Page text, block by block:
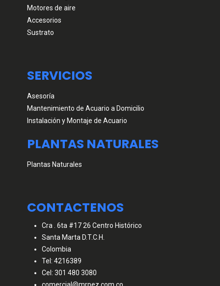
Motores de aire
Accesorios
Sustrato
SERVICIOS
Asesoría
Mantenimiento de Acuario a Domicilio
Instalación y Montaje de Acuario
PLANTAS NATURALES
Plantas Naturales
CONTACTENOS
Cra . 6ta #17 26 Centro Histórico
Santa Marta D.T.C.H.
Colombia
Tel: 4216389
Cel: 301 480 3080